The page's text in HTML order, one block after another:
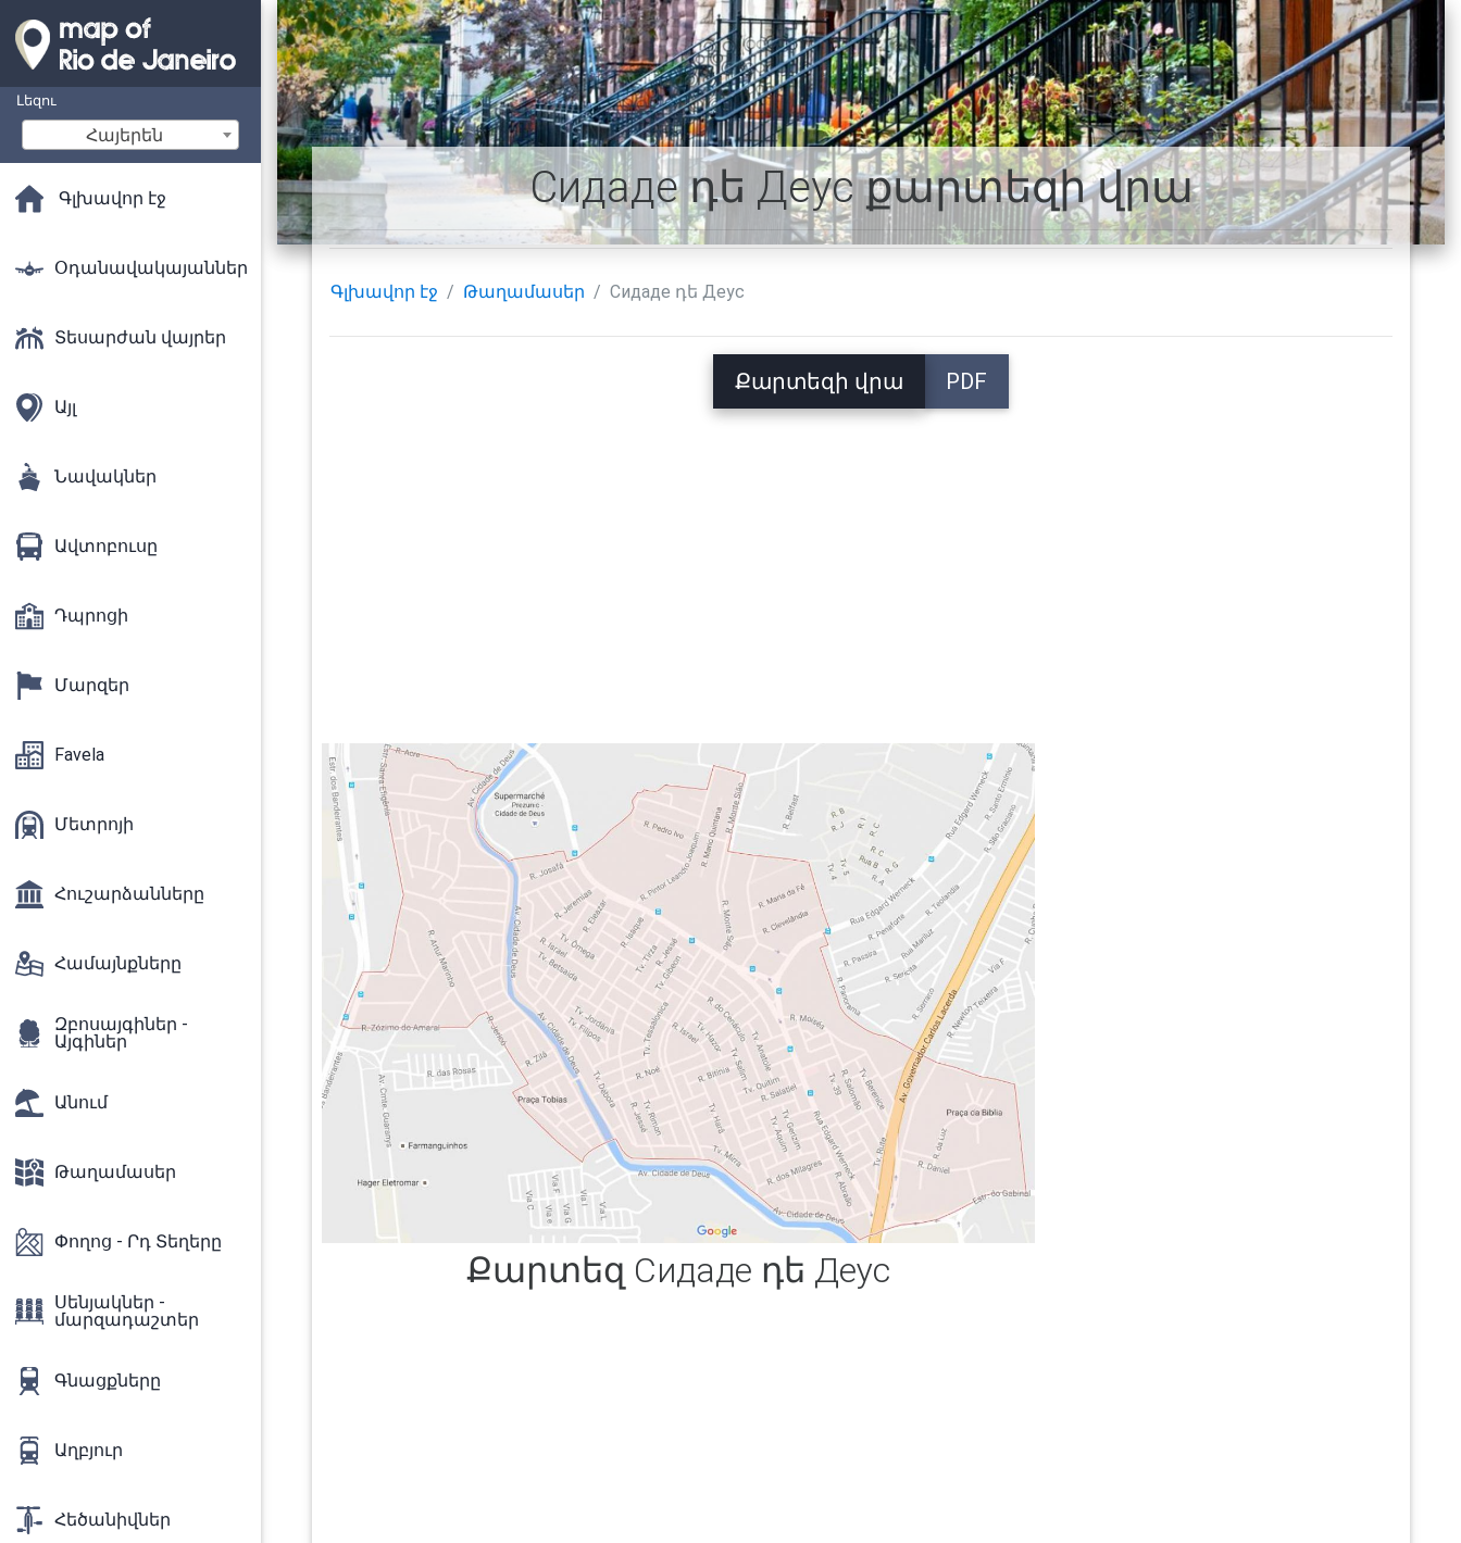
Լեզու
Հայերեն
Գլխավոր էջ
Օդանավակայաններ
Տեսարժան վայրեր
Այլ
Նավակներ
Ավտոբուսը
Դպրոցի
Մարզեր
Favela
Մետրոյի
Հուշարձանները
Համայնքները
Զբոսայգիներ -
Այգիներ
Անում
Թաղամասեր
Փողոց - Րդ Տեղերը
Սենյակներ -
մարզադաշտեր
Գնացքները
Աղբյուր
Հեծանիվներ
Сидаде դե Деус քարտեզի վրա
Գլխավոր էջ Թաղամասեր Сидаде դե Деус
Քարտեզի վրա PDF
Քարտեզ Сидаде դե Деус